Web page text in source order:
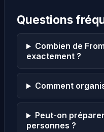
Questions
Combien de
exactement ?
Comment
Peut-on
personnes ?